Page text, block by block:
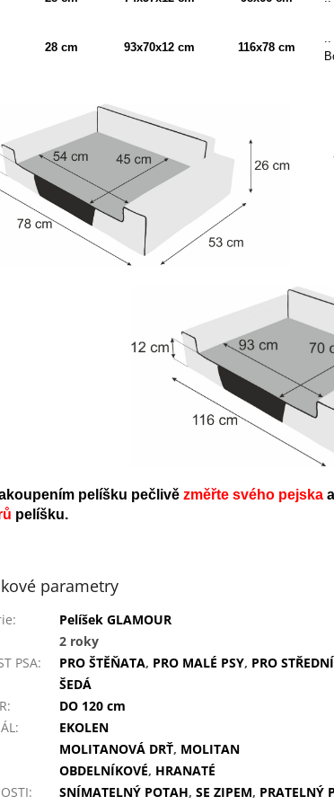
28 cm 93x70x12 cm 116x78 cm
..
pelíšku pečlivě změřte svého pejska
pelíšku.
parametry
:
Pelíšek GLAMOUR
2 roky
PSA: PRO ŠTĚŇATA, PRO MALÉ PSY, PRO
ŠEDÁ
:
DO 120 cm
:
EKOLEN
MOLITANOVÁ DRŤ, MOLITAN
OBDELNÍKOVÉ, HRANATÉ
: SNÍMATELNÝ POTAH, SE ZIPEM, PRATELNÝ